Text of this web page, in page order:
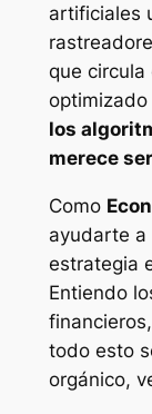
artificiales
que circula
optimizado
los
merece
Como
ayudarte a
estrategia
Entiendo
todo esto
orgánico,